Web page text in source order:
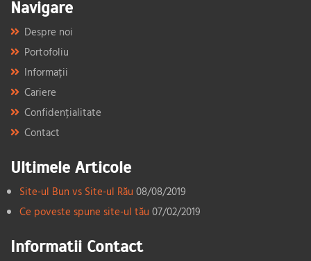
Navigare
Despre noi
Portofoliu
Informații
Cariere
Confidențialitate
Contact
Ultimele Articole
Site-ul Bun vs Site-ul Rău 08/08/2019
Ce poveste spune site-ul tău 07/02/2019
Informatii Contact